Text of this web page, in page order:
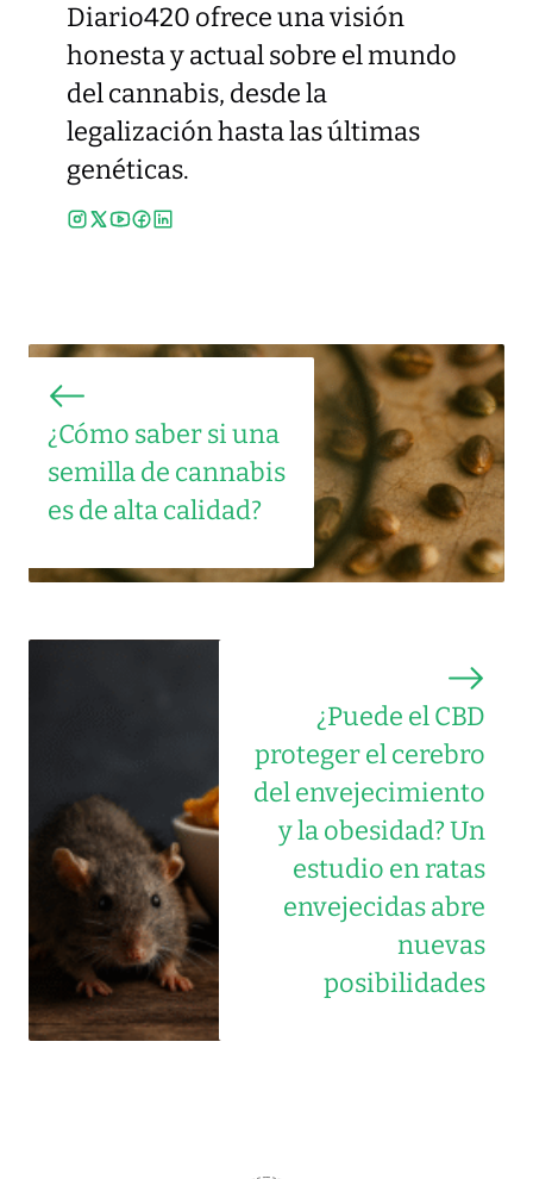
Diario420 ofrece una visión
honesta y actual sobre el mundo
del cannabis, desde la
legalización hasta las últimas
genéticas.
¿Cómo saber si una
semilla de cannabis
es de alta calidad?
¿Puede el CBD
proteger el cerebro
del envejecimiento
y la obesidad? Un
estudio en ratas
envejecidas abre
nuevas
posibilidades